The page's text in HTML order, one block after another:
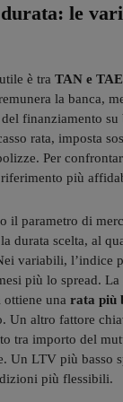
le
è tra TAN e
la banca,
del finanziamento su
rata, imposta
Per
più
il parametro di
durata scelta, al
variabili, l’indice
più lo spread.
una rata più
Un altro fattore
tra importo del
Un LTV più basso
più flessibili.